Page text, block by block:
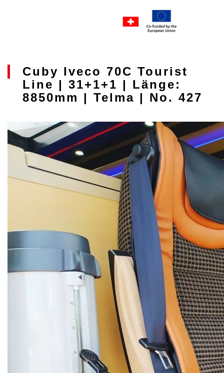
Cuby Iveco 70C Tourist
Line | 31+1+1 | Länge:
8850mm | Telma | No. 427